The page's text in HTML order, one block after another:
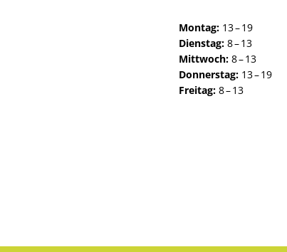
Montag:13 – 19
Dienstag: 8 – 13
Mittwoch:8 – 13
Donnerstag: 13 – 19
Freitag: 8 – 13